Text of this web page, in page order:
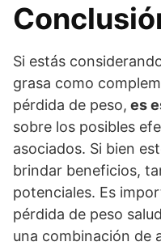
Si estás
grasa como
pérdida de peso, es
sobre los posibles
asociados. Si bien
brindar beneficios,
potenciales. Es
pérdida de peso
una combinación de